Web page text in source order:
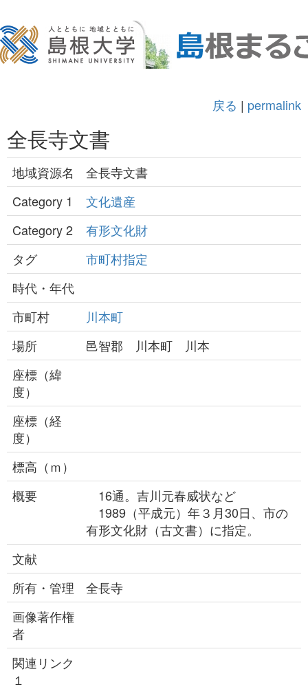
戻る | permalink
全長寺文書
地域資源名
全長寺文書
Category 1
文化遺産
Category 2
有形文化財
タグ
市町村指定
時代・年代
市町村
川本町
場所
邑智郡 川本町 川本
座標（緯
度）
座標（経
度）
標高（ｍ）
概要
16通。吉川元春威状など
1989（平成元）年３月30日、市の
有形文化財（古文書）に指定。
文献
所有・管理
全長寺
画像著作権
者
関連リンク
１